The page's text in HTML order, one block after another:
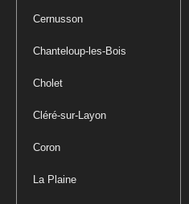
Cernusson
Chanteloup-les-Bois
Cholet
Cléré-sur-Layon
Coron
La Plaine